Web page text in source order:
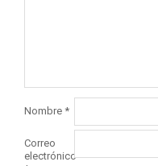
Nombre *
Correo
electrónico